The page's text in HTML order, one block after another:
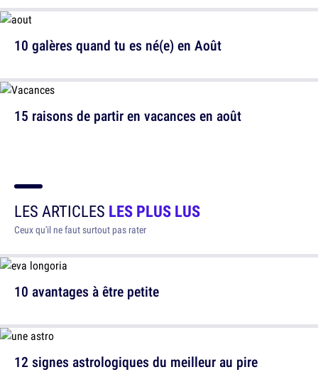
10 galères quand tu es né(e) en Août
15 raisons de partir en vacances en août
LES ARTICLES LES PLUS LUS
Ceux qu'il ne faut surtout pas rater
10 avantages à être petite
12 signes astrologiques du meilleur au pire